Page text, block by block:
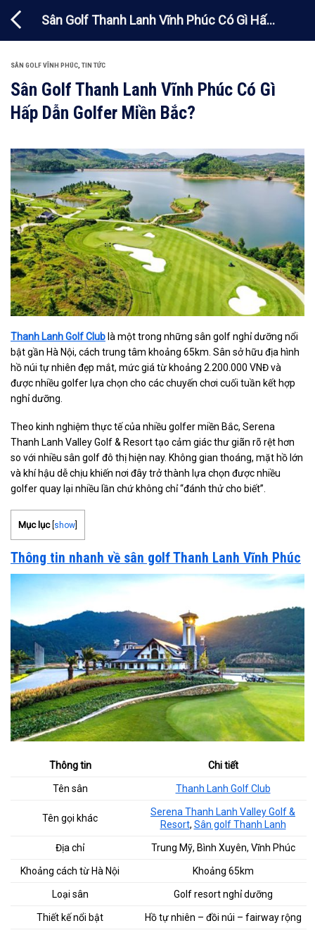
đến
Sân Golf Thanh Lanh Vĩnh Phúc Có Gì Hấp
Dẫn Golfer Miền Bắc?
SÂN GOLF VĨNH PHÚC TIN TỨC
Sân Golf Thanh Lanh Vĩnh Phúc Có Gì
Hấp Dẫn Golfer Miền Bắc?
Thanh Lanh Golf Club là một trong những sân golf nghỉ dưỡng nổi
bật gần Hà Nội, cách trung tâm khoảng 65km. Sân sở hữu địa hình
hồ núi tự nhiên đẹp mắt, mức giá từ khoảng 2.200.000 VNĐ và
được nhiều golfer lựa chọn cho các chuyến chơi cuối tuần kết hợp
nghỉ dưỡng.
Theo kinh nghiệm thực tế của nhiều golfer miền Bắc, Serena
Thanh Lanh Valley Golf & Resort tạo cảm giác thư giãn rõ rệt hơn
so với nhiều sân golf đô thị hiện nay. Không gian thoáng, mặt hồ lớn
và khí hậu dễ chịu khiến nơi đây trở thành lựa chọn được nhiều
golfer quay lại nhiều lần chứ không chỉ “đánh thử cho biết”.
Mục lục show
Thông tin nhanh về sân golf Thanh Lanh Vĩnh Phúc
Thông tin Chi tiết
Tên sân Thanh Lanh Golf Club
Tên gọi khác
Serena Thanh Lanh Valley Golf &
Resort, Sân golf Thanh Lanh
Địa chỉ Trung Mỹ, Bình Xuyên, Vĩnh Phúc
Khoảng cách từ Hà Nội Khoảng 65km
Loại sân Golf resort nghỉ dưỡng
Thiết kế nổi bật Hồ tự nhiên – đồi núi – fairway rộng